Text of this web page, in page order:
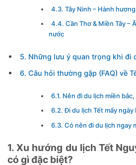
4.3. Tây Ninh – Hành
4.4. Cần Thơ & Miền Tây –
nước
5. Những lưu ý quan trọng khi đi
6. Câu hỏi thường gặp (FAQ) về
6.1. Nên đi du lịch miền
6.2. Đi du lịch Tết mấy ngày
6.3. Có nên đi du lịch ngay
1. Xu hướng du lịch Tết
có gì đặc biệt?